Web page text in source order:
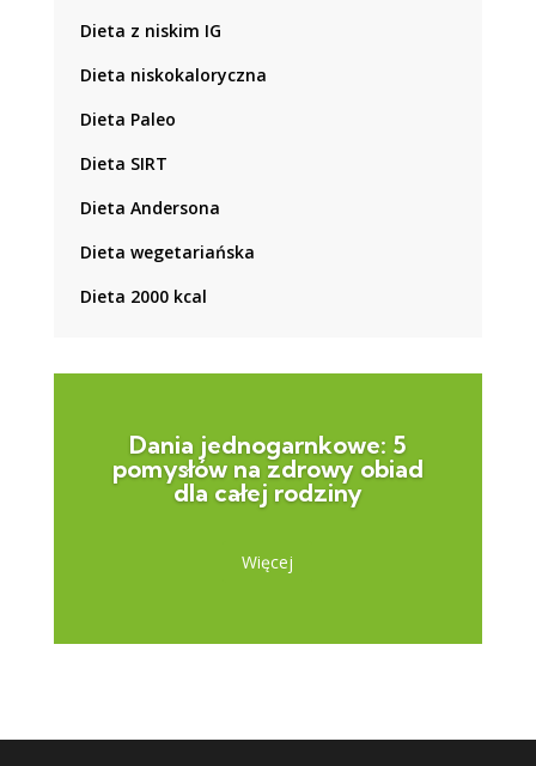
Dieta z niskim IG
Dieta niskokaloryczna
Dieta Paleo
Dieta SIRT
Dieta Andersona
Dieta wegetariańska
Dieta 2000 kcal
Dania jednogarnkowe: 5
pomysłów na zdrowy obiad
dla całej rodziny
Więcej